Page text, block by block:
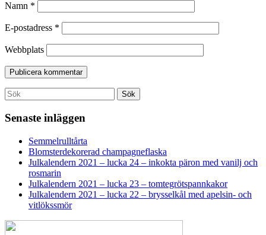
Namn *
E-postadress *
Webbplats
Search
for:
Sök
Senaste inläggen
Semmelrulltårta
Blomsterdekorerad champagneflaska
Julkalendern 2021 – lucka 24 – inkokta päron med vanilj och
rosmarin
Julkalendern 2021 – lucka 23 – tomtegrötspannkakor
Julkalendern 2021 – lucka 22 – brysselkål med apelsin- och
vitlökssmör